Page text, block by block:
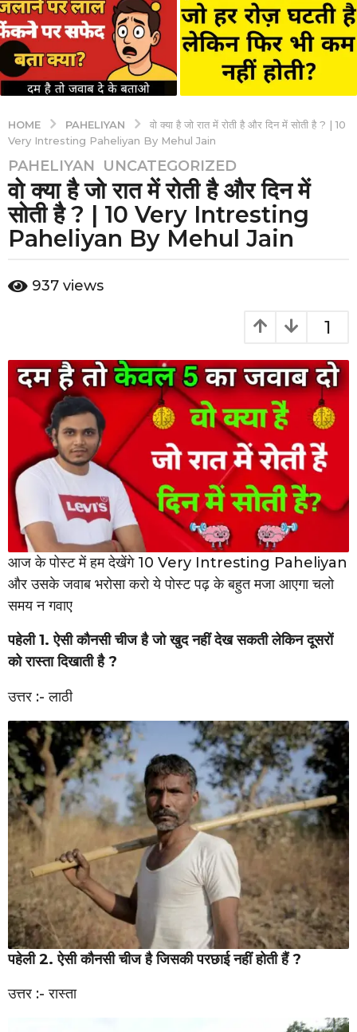
HOME PAHELIYAN
वो क्या है जो रात में रोती है और दिन में सोती है ? | 10
Very Intresting Paheliyan By Mehul Jain
3
y
e
a
r
a
3
e
s
a
g
o
PAHELIYAN ,UNCATEGORIZED
वो क्या है जो रात में रोती है और दिन में
सोती है ? | 10 Very Intresting
Paheliyan By Mehul Jain
y
937 views
1
आज के पोस्ट में हम देखेंगे 10 Very Intresting Paheliyan
और उसके जवाब भरोसा करो ये पोस्ट पढ़ के बहुत मजा आएगा चलो
समय न गवाए
पहेली 1. ऐसी कौनसी चीज है जो खुद नहीं देख सकती लेकिन दूसरों
को रास्ता दिखाती है ?
उत्तर :- लाठी
पहेली 2. ऐसी कौनसी चीज है जिसकी परछाई नहीं होती हैं ?
उत्तर :- रास्ता